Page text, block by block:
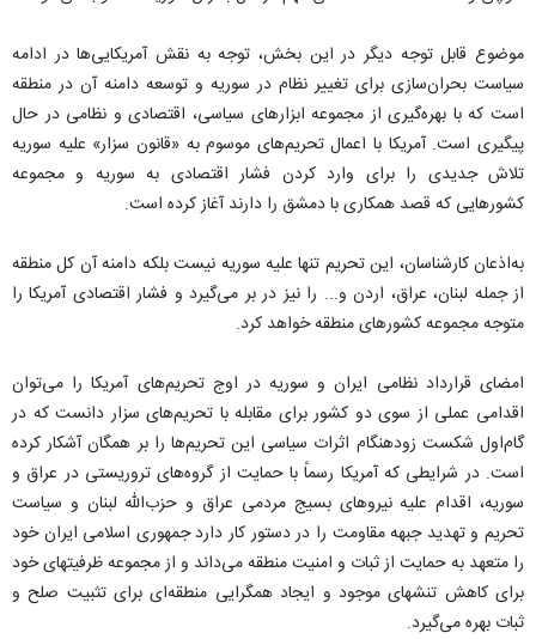
موضوع قابل توجه دیگر در این بخش، توجه به نقش آمریکایی‌ها در ادامه
سیاست بحران‌سازی برای تغییر نظام در سوریه و توسعه دامنه آن در منطقه
است که با بهره‌گیری از مجموعه ابزارهای سیاسی، اقتصادی و نظامی در حال
پیگیری است. آمریکا با اعمال تحریم‌های موسوم به «قانون سزار» علیه سوریه
تلاش جدیدی را برای وارد کردن فشار اقتصادی به سوریه و مجموعه
کشورهایی که قصد همکاری با دمشق را دارند آغاز کرده است.
به‌اذعان کارشناسان، این تحریم تنها علیه سوریه نیست بلکه دامنه آن کل منطقه
از جمله لبنان، عراق، اردن و... را نیز در بر می‌گیرد و فشار اقتصادی آمریکا را
متوجه مجموعه کشورهای منطقه خواهد کرد.
امضای قرارداد نظامی ایران و سوریه در اوج تحریم‌های آمریکا را می‌توان
اقدامی عملی از سوی دو کشور برای مقابله با تحریم‌های سزار دانست که در
گام‌اول شکست زودهنگام اثرات سیاسی این تحریم‌ها را بر همگان آشکار کرده
است. در شرایطی که آمریکا رسماً با حمایت از گروه‌های تروریستی در عراق و
سوریه، اقدام علیه نیروهای بسیج مردمی عراق و حزب‌الله لبنان و سیاست
تحریم و تهدید جبهه مقاومت را در دستور کار دارد جمهوری اسلامی ایران خود
را متعهد به حمایت از ثبات و امنیت منطقه می‌داند و از مجموعه ظرفیتهای خود
برای کاهش تنشهای موجود و ایجاد همگرایی منطقه‌ای برای تثبیت صلح و
ثبات بهره می‌گیرد.